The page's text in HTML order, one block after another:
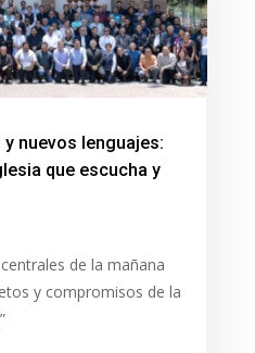
nuevos lenguajes:
que escucha y
de la mañana
y compromisos de la